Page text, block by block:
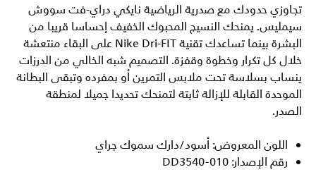
تجاوزي حدودك مع صدرية الرياضية نايكي دراي-فت سووش
سيمليس. يمنحك النسيج المحبوك الخفيف إحساسا قريبا من
البشرة بينما تساعدك تقنية Nike Dri-FIT على البقاء منتعشة
خلال كل تكرار وخطوة وقفزة. التصميم شبه الخالي من الدرزات
ينساب بسلاسة تحت ملابس التمرين أو بمفرده وتبقى البطانة
الموحدة القابلة للإزالة ثابتة لتمنحك تحديدا جميلا لمنطقة
الصدر.
اللون المعروض: أسود/دارك سموك جراي
رقم الإصدار: DD3540-010